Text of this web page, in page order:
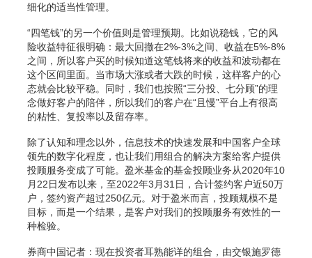
细化的适当性管理。
“四笔钱”的另一个价值则是管理预期。比如说稳钱，它的风
险收益特征很明确：最大回撤在2%-3%之间、收益在5%-8%
之间，所以客户买的时候知道这笔钱将来的收益和波动都在
这个区间里面。当市场大涨或者大跌的时候，这样客户的心
态就会比较平稳。同时，我们也按照“三分投、七分顾”的理
念做好客户的陪伴，所以我们的客户在“且慢”平台上有很高
的粘性、复投率以及留存率。
除了认知和理念以外，信息技术的快速发展和中国客户全球
领先的数字化程度，也让我们用组合的解决方案给客户提供
投顾服务变成了可能。盈米基金的基金投顾业务从2020年10
月22日发布以来，至2022年3月31日，合计签约客户近50万
户，签约资产超过250亿元。对于盈米而言，投顾规模不是
目标，而是一个结果，是客户对我们的投顾服务有效性的一
种检验。
券商中国记者：现在投资者耳熟能详的组合，由交银施罗德